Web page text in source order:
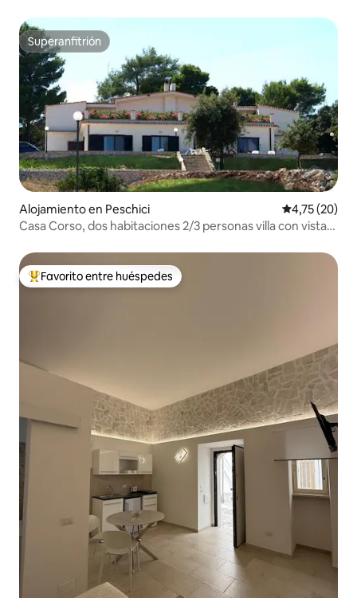
Superanfitrión
Superanfitrión
Alojamiento en Peschici Calificación
4,75 (20)
Casa Corso, dos habitaciones 2/3 personas villa con vistas
Favorito entre los huéspedes más destacados
Favorito entre huéspedes